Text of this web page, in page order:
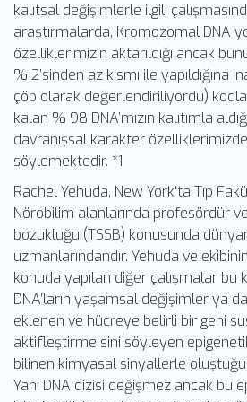
kalıtsal değişimlerle ilgili
araştırmalarda, Kromozomal DNA
özelliklerimizin aktarıldığı ancak
% 2’sinden az kısmı ile yapıldığına
çöp olarak değerlendiriliyordu)
kalan % 98 DNA’mızın kalıtımla
davranışsal karakter
söylemektedir. *1
Rachel Yehuda, New York'ta Tıp
Nörobilim alanlarında profesördür
bozukluğu (TSSB) konusunda
uzmanlarındandır. Yehuda ve
konuda yapılan diğer çalışmalar bu
DNA’ların yaşamsal değişimler ya
eklenen ve hücreye belirli bir geni
aktifleştirme sini söyleyen
bilinen kimyasal sinyallerle
Yani DNA dizisi değişmez ancak bu